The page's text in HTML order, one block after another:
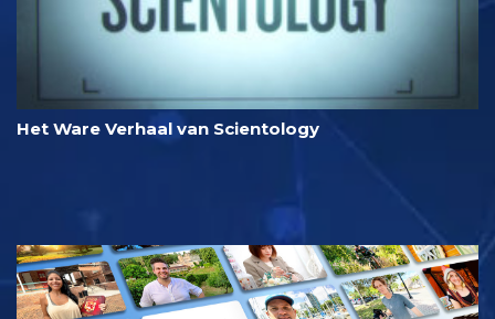
Het Ware Verhaal van Scientology